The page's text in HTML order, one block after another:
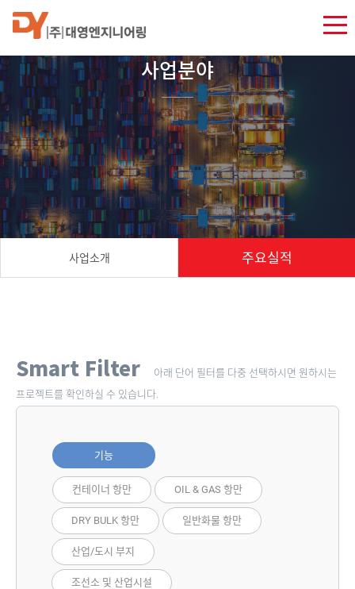
사업소개 주요실적
사업분야
Smart Filter
아래 단어 필터를 다중 선택하시면 원하시는
프로젝트를 확인하실 수 있습니다.
기능
컨테이너 항만 OIL & GAS 항만
DRY BULK 항만 일반화물 항만
산업/도시 부지
조선소 및 산업시설